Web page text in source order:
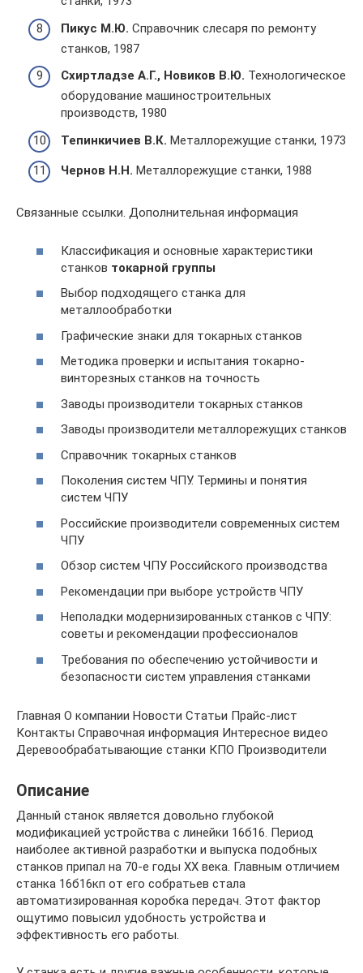
Пикус М.Ю. Справочник слесаря по ремонту
станков, 1987
Схиртладзе А.Г., Новиков В.Ю. Технологическое
оборудование машиностроительных
производств, 1980
Тепинкичиев В.К. Металлорежущие станки, 1973
Чернов Н.Н. Металлорежущие станки, 1988
Связанные ссылки. Дополнительная информация
Классификация и основные характеристики
станков токарной группы
Выбор подходящего станка для
металлообработки
Графические знаки для токарных станков
Методика проверки и испытания токарно-
винторезных станков на точность
Заводы производители токарных станков
Заводы производители металлорежущих станков
Справочник токарных станков
Поколения систем ЧПУ. Термины и понятия
систем ЧПУ
Российские производители современных систем
ЧПУ
Обзор систем ЧПУ Российского производства
Рекомендации при выборе устройств ЧПУ
Неполадки модернизированных станков с ЧПУ:
советы и рекомендации профессионалов
Требования по обеспечению устойчивости и
безопасности систем управления станками
Главная О компании Новости Статьи Прайс-лист
Контакты Справочная информация Интересное видео
Деревообрабатывающие станки КПО Производители
Описание
Данный станок является довольно глубокой
модификацией устройства с линейки 16б16. Период
наиболее активной разработки и выпуска подобных
станков припал на 70-е годы ХХ века. Главным отличием
станка 16б16кп от его собратьев стала
автоматизированная коробка передач. Этот фактор
ощутимо повысил удобность устройства и
эффективность его работы.